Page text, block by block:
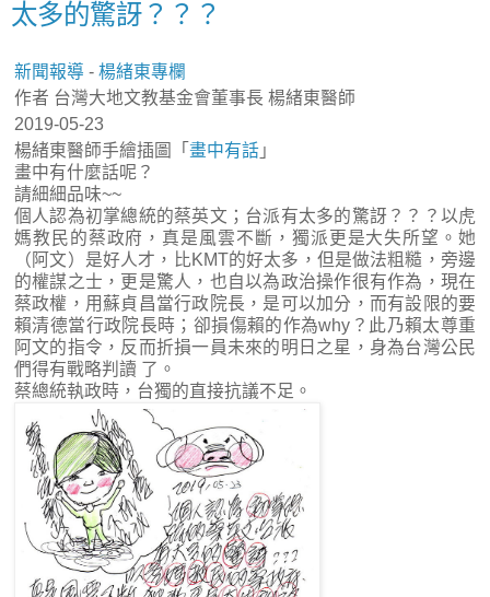
太多的驚訝？？？
新聞報導 - 楊緒東專欄
作者 台灣大地文教基金會董事長 楊緒東醫師
2019-05-23
楊緒東醫師手繪插圖「 畫中有話 」
畫中有什麼話呢？
請細細品味~~
個人認為初掌總統的蔡英文；台派有太多的驚訝？？？以虎
媽教民的蔡政府，真是風雲不斷，獨派更是大失所望。她
（阿文）是好人才，比KMT的好太多，但是做法粗糙，旁邊
的權謀之士，更是驚人，也自以為政治操作很有作為，現在
蔡政權，用蘇貞昌當行政院長，是可以加分，而有設限的要
賴清德當行政院長時；卻損傷賴的作為why？此乃賴太尊重
阿文的指令，反而折損一員未來的明日之星，身為台灣公民
們得有戰略判讀 了。
蔡總統執政時，台獨的直接抗議不足。